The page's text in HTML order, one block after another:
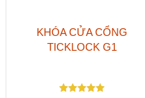
KHÓA CỬA CỔNG
TICKLOCK G1